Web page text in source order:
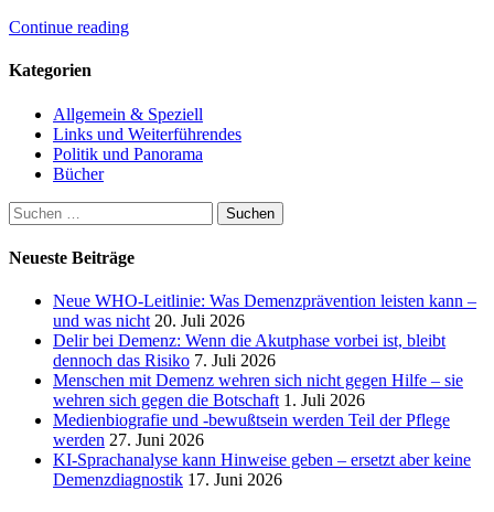
Continue reading
Kategorien
Allgemein & Speziell
Links und Weiterführendes
Politik und Panorama
Bücher
Suchen
nach:
Neueste Beiträge
Neue WHO-Leitlinie: Was Demenzprävention leisten kann –
und was nicht 20. Juli 2026
Delir bei Demenz: Wenn die Akutphase vorbei ist, bleibt
dennoch das Risiko 7. Juli 2026
Menschen mit Demenz wehren sich nicht gegen Hilfe – sie
wehren sich gegen die Botschaft 1. Juli 2026
Medienbiografie und -bewußtsein werden Teil der Pflege
werden 27. Juni 2026
KI-Sprachanalyse kann Hinweise geben – ersetzt aber keine
Demenzdiagnostik 17. Juni 2026